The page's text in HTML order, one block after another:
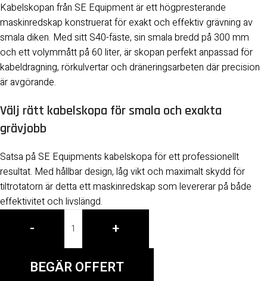
Kabelskopan från SE Equipment är ett högpresterande
maskinredskap konstruerat för exakt och effektiv grävning av
smala diken. Med sitt S40-fäste, sin smala bredd på 300 mm
och ett volymmått på 60 liter, är skopan perfekt anpassad för
kabeldragning, rörkulvertar och dräneringsarbeten där precision
är avgörande.
Välj rätt kabelskopa för smala och exakta
grävjobb
Satsa på SE Equipments kabelskopa för ett professionellt
resultat. Med hållbar design, låg vikt och maximalt skydd för
tiltrotatorn är detta ett maskinredskap som levererar på både
effektivitet och livslängd.
- +
BEGÄR OFFERT